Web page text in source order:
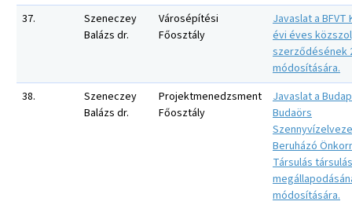
37.
Szeneczey
Balázs dr.
Városépítési
Főosztály
Javaslat a BFVT
évi éves
szerződésének
módosítására.
38.
Szeneczey
Balázs dr.
Projektmenedzsment
Főosztály
Javaslat a
Budaörs
Beruházó
Társulás
módosítására.